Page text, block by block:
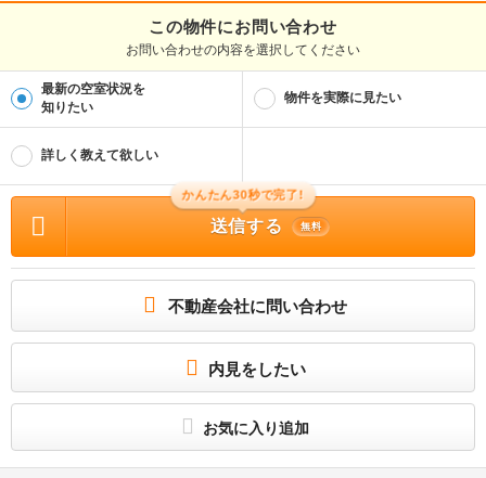
この物件にお問い合わせ
お問い合わせの内容を選択してください
最新の空室状況を
知りたい
物件を実際に見たい
詳しく教えて欲しい
かんたん30秒で完了!
送信する 無料
不動産会社に問い合わせ
内見をしたい
お気に入り追加